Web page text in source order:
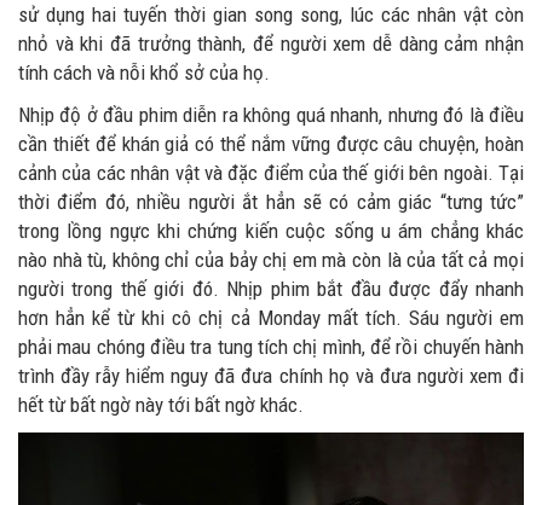
sử dụng hai tuyến thời gian song song, lúc các nhân vật còn
nhỏ và khi đã trưởng thành, để người xem dễ dàng cảm nhận
tính cách và nỗi khổ sở của họ.
Nhịp độ ở đầu phim diễn ra không quá nhanh, nhưng đó là điều
cần thiết để khán giả có thể nắm vững được câu chuyện, hoàn
cảnh của các nhân vật và đặc điểm của thế giới bên ngoài. Tại
thời điểm đó, nhiều người ắt hẳn sẽ có cảm giác “tưng tức”
trong lồng ngực khi chứng kiến cuộc sống u ám chẳng khác
nào nhà tù, không chỉ của bảy chị em mà còn là của tất cả mọi
người trong thế giới đó. Nhịp phim bắt đầu được đẩy nhanh
hơn hẳn kể từ khi cô chị cả Monday mất tích. Sáu người em
phải mau chóng điều tra tung tích chị mình, để rồi chuyến hành
trình đầy rẫy hiểm nguy đã đưa chính họ và đưa người xem đi
hết từ bất ngờ này tới bất ngờ khác.